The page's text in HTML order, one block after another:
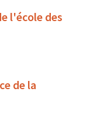
l'école des
de la